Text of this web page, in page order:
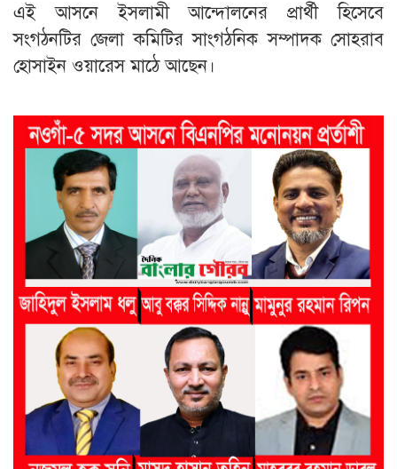
এই আসনে ইসলামী আন্দোলনের প্রার্থী হিসেবে
সংগঠনটির জেলা কমিটির সাংগঠনিক সম্পাদক সোহরাব
হোসাইন ওয়ারেস মাঠে আছেন।